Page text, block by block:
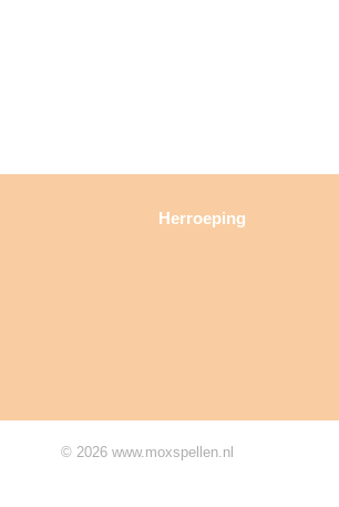
Herroeping
© 2026 www.moxspellen.nl